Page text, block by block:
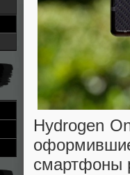
Hydrogen
смартфоны